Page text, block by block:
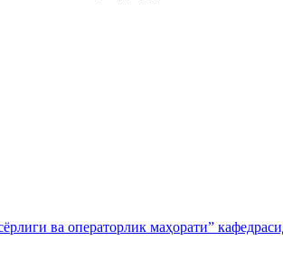
ва операторлик маҳорати”